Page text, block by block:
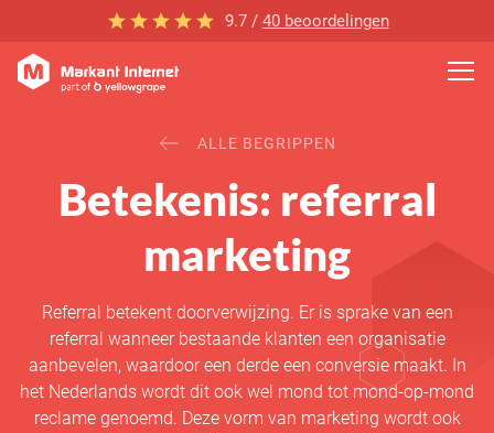
9.7 / 40 beoordelingen
ALLE BEGRIPPEN
Betekenis: referral
marketing
Referral betekent doorverwijzing. Er is sprake van een
referral wanneer bestaande klanten een organisatie
aanbevelen, waardoor een derde een conversie maakt. In
het Nederlands wordt dit ook wel mond tot mond-op-mond
reclame genoemd. Deze vorm van marketing wordt ook